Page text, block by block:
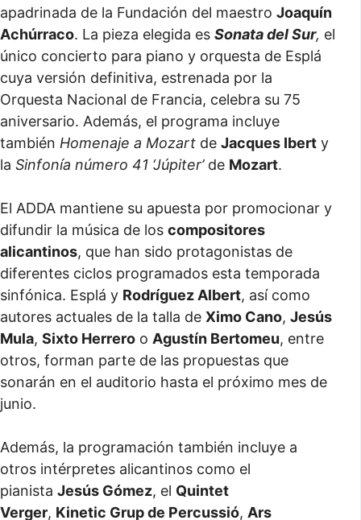
apadrinada de la Fundación del maestro Joaquín
Achúrraco. La pieza elegida es Sonata del Sur, el
único concierto para piano y orquesta de Esplá
cuya versión definitiva, estrenada por la
Orquesta Nacional de Francia, celebra su 75
aniversario. Además, el programa incluye
también Homenaje a Mozart de Jacques Ibert y
la Sinfonía número 41 ‘Júpiter’ de Mozart.
El ADDA mantiene su apuesta por promocionar y
difundir la música de los compositores
alicantinos, que han sido protagonistas de
diferentes ciclos programados esta temporada
sinfónica. Esplá y Rodríguez Albert, así como
autores actuales de la talla de Ximo Cano, Jesús
Mula, Sixto Herrero o Agustín Bertomeu, entre
otros, forman parte de las propuestas que
sonarán en el auditorio hasta el próximo mes de
junio.
Además, la programación también incluye a
otros intérpretes alicantinos como el
pianista Jesús Gómez, el Quintet
Verger, Kinetic Grup de Percussió, Ars